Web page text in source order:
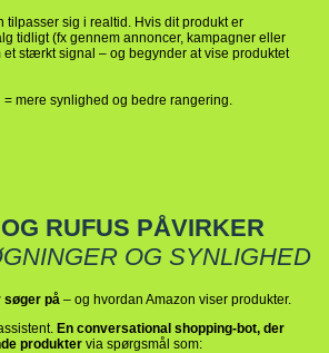
sig i realtid. Hvis dit produkt er
tidligt (fx gennem annoncer, kampagner eller
et stærkt signal – og begynder at vise produktet
mere synlighed og bedre rangering.
RUFUS PÅVIRKER
OG SYNLIGHED
søger på – og hvordan Amazon viser produkter.
En conversational shopping-bot, der
produkter via spørgsmål som: